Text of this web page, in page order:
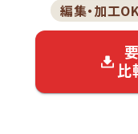
編集・加工
比